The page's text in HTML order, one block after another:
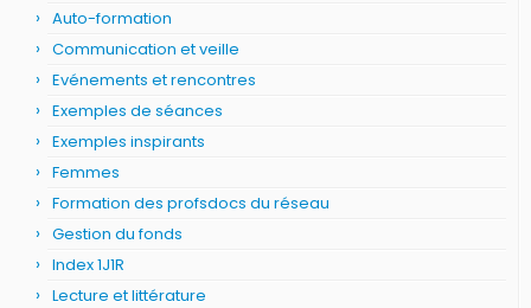
Auto-formation
Communication et veille
Evénements et rencontres
Exemples de séances
Exemples inspirants
Femmes
Formation des profsdocs du réseau
Gestion du fonds
Index 1J1R
Lecture et littérature